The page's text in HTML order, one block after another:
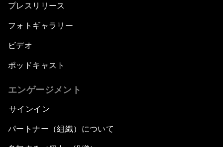
プレスリリース
フォトギャラリー
ビデオ
ポッドキャスト
エンゲージメント
サインイン
パートナー（組織）について